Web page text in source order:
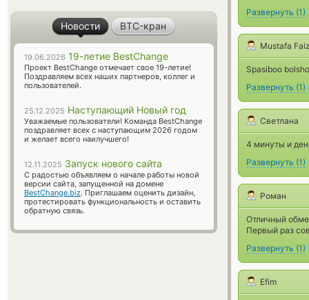
Развернуть (1)
Mustafa
Spasiboo
Развернуть (1)
Светлана
4 минуты и
Развернуть (1)
Роман
Отличный
Первый раз
Развернуть (1)
Efim
Новости BTC-кран
19.06.2026 19-летие BestChange
Проект BestChange отмечает свое 19-летие!
Поздравляем всех наших партнеров, коллег и
пользователей.
25.12.2025 Наступающий Новый год
Уважаемые пользователи! Команда BestChange
поздравляет всех с наступающим 2026 годом
и желает всего наилучшего!
12.11.2025 Запуск нового сайта
С радостью объявляем о начале работы новой
версии сайта, запущенной на домене
BestChange.biz. Приглашаем оценить дизайн,
протестировать функциональность и оставить
обратную связь.